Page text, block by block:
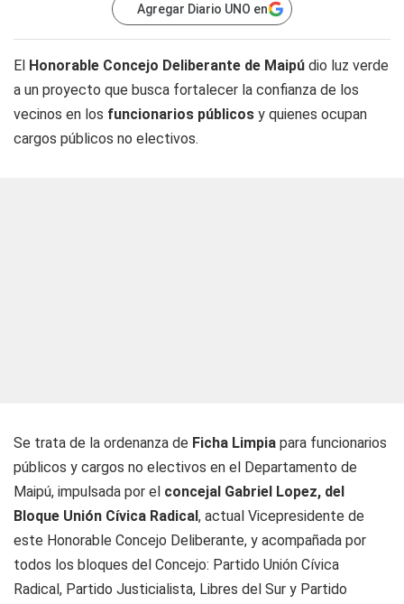
Agregar Diario UNO en
El Honorable Concejo Deliberante de Maipú dio luz verde
a un proyecto que busca fortalecer la confianza de los
vecinos en los funcionarios públicos y quienes ocupan
cargos públicos no electivos.
Se trata de la ordenanza de Ficha Limpia para funcionarios
públicos y cargos no electivos en el Departamento de
Maipú, impulsada por el concejal Gabriel Lopez, del
Bloque Unión Cívica Radical, actual Vicepresidente de
este Honorable Concejo Deliberante, y acompañada por
todos los bloques del Concejo: Partido Unión Cívica
Radical, Partido Justicialista, Libres del Sur y Partido